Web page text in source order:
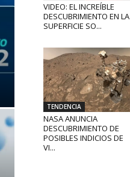
VIDEO: EL INCREÍBLE
DESCUBRIMIENTO EN LA
SUPERFICIE SO...
TENDENCIA
NASA ANUNCIA
DESCUBRIMIENTO DE
POSIBLES INDICIOS DE
VI...